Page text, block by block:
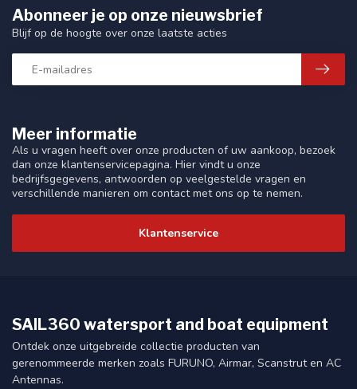
Meer informatie
Als u vragen heeft over onze producten of uw aankoop, bezoek
dan onze klantenservicepagina. Hier vindt u onze
bedrijfsgegevens, antwoorden op veelgestelde vragen en
verschillende manieren om contact met ons op te nemen.
Klantenservice
Abonneer je op onze nieuwsbrief
Blijf op de hoogte over onze laatste acties
SAIL360 watersport and boat equipment
Ontdek onze uitgebreide collectie producten van
gerenommeerde merken zoals FURUNO, Airmar, Scanstrut en AC
Antennas.